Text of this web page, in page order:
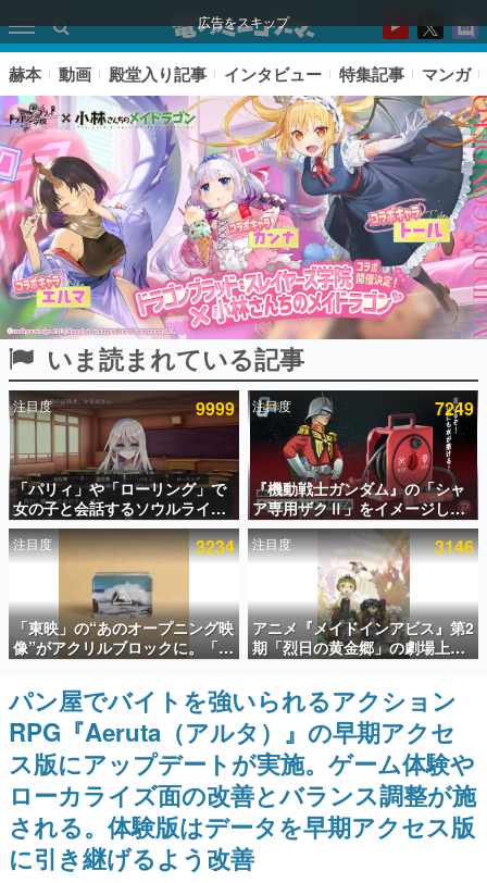
広告をスキップ
ピックアップ
電ファミのいま読まれている記事ランキング
アプリセール情報
インタビュー
連載・特集一覧
殿堂入り記事
SNS拡散数が数千以上！ ページビュー数万以上！ などな
ど。多くの人々に読まれた、電ファミ渾身の“殿堂入り”記
事をまとめました。
ゲームの企画書
名作ゲームクリエイターの方々に製作時のエピソードをお
聞きし、ヒットする企画（ゲーム）とは何か？を探ってい
きます。
赫本
この物語を解いてはいけない。『赫本』は、〈試験問題〉
の形をした短編ホラー小説集です。
新世代に訊く
赫本 動画 殿堂入り記事 インタビュー 特集記事 マンガ
いま読まれている記事
注目度 9999
「パリィ」や「ローリング」で
女の子と会話するソウルライク
恋愛ゲーム『小早川さんはソウ
ルライク』無料公開。返事に失
敗すると「YOU DIED」
注目度 7249
『機動戦士ガンダム』の「シャ
ア専用ザクⅡ」をイメージした
散水ホースリールが予約開始。
本体にはシャアのパーソナルマ
ークやジオン公国軍のエンブレ
ム、型式番号などを配置
注目度 3234
「東映」の“あのオープニング映
像”がアクリルブロックに。「東
映ヒストリカル グッズコレクシ
ョン」が8月下旬より発売
注目度 3146
アニメ『メイドインアビス』第2
期「烈日の黄金郷」の劇場上映
が決定！レグ役・伊瀬茉莉也さ
んらが登壇する舞台挨拶も実施
パン屋でバイトを強いられるアクション
RPG『Aeruta（アルタ）』の早期アクセ
ス版にアップデートが実施。ゲーム体験や
ローカライズ面の改善とバランス調整が施
される。体験版はデータを早期アクセス版
に引き継げるよう改善